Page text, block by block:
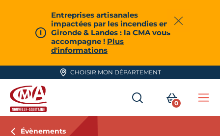
Entreprises artisanales
impactées par les incendies en
Gironde & Landes : la CMA vous
accompagne ! Plus
d'informations
Fermer
CHOISIR MON DÉPARTEMENT
CMA Nouvelle-Aquitaine
RECHERCHER
MON
0
Évènements